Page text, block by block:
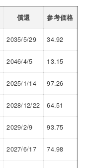
償還 参考価格
2035/5/29 34.92
2046/4/5 13.15
2025/1/14 97.26
2028/12/22 64.51
2029/2/9 93.75
2027/6/17 74.98